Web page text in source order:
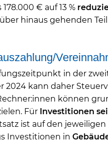
€ auf 13 %
hinaus gehenden
in der
2024 kann daher
können
Für Investitionen
ist auf den
Investitionen in